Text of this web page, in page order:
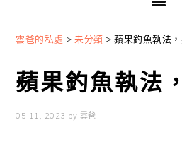
雲爸的私處 >未分類 >蘋果釣魚執法
蘋果釣魚執法
05 11, 2023 by 雲爸